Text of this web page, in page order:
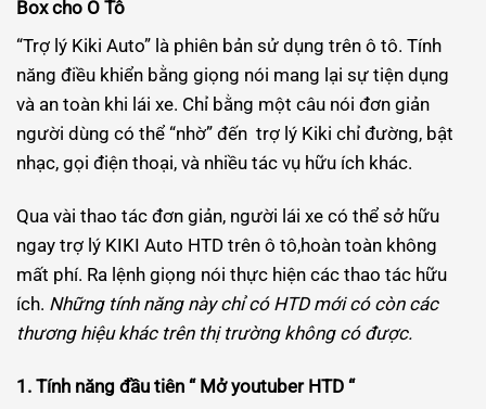
Box cho Ô Tô
“Trợ lý Kiki Auto” là phiên bản sử dụng trên ô tô. Tính
năng điều khiển bằng giọng nói mang lại sự tiện dụng
và an toàn khi lái xe. Chỉ bằng một câu nói đơn giản
người dùng có thể “nhờ” đến trợ lý Kiki chỉ đường, bật
nhạc, gọi điện thoại, và nhiều tác vụ hữu ích khác.
Qua vài thao tác đơn giản, người lái xe có thể sở hữu
ngay trợ lý KIKI Auto HTD trên ô tô,hoàn toàn không
mất phí. Ra lệnh giọng nói thực hiện các thao tác hữu
ích. Những tính năng này chỉ có HTD mới có còn các
thương hiệu khác trên thị trường không có được.
1. Tính năng đầu tiên “ Mở youtuber HTD “